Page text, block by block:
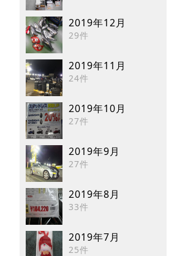
2019年12月
29件
2019年11月
24件
2019年10月
27件
2019年9月
27件
2019年8月
33件
2019年7月
25件